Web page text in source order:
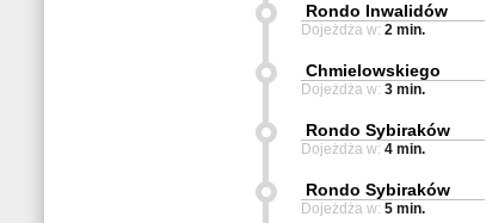
Rondo Inwalidów
Dojeżdża w: 2 min.
Chmielowskiego
Dojeżdża w: 3 min.
Rondo Sybiraków
Dojeżdża w: 4 min.
Rondo Sybiraków
Dojeżdża w: 5 min.